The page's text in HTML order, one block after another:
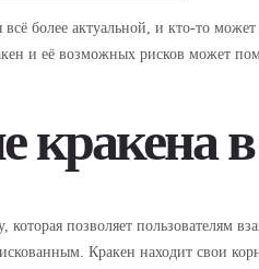
всё более актуальной, и кто-то
и её возможных рисков может
кракена в
которая позволяет пользователям
Кракен находит свои